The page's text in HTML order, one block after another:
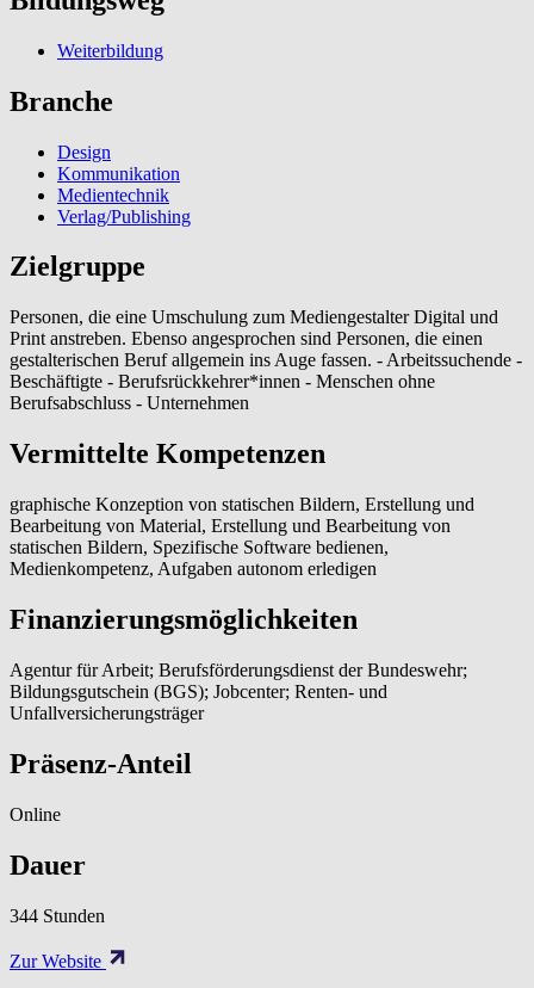
Weiterbildung
Branche
Design
Kommunikation
Medientechnik
Verlag/Publishing
Zielgruppe
Personen, die eine Umschulung zum Mediengestalter Digital und
Print anstreben. Ebenso angesprochen sind Personen, die einen
gestalterischen Beruf allgemein ins Auge fassen. - Arbeitssuchende -
Beschäftigte - Berufsrückkehrer*innen - Menschen ohne
Berufsabschluss - Unternehmen
Vermittelte Kompetenzen
graphische Konzeption von statischen Bildern, Erstellung und
Bearbeitung von Material, Erstellung und Bearbeitung von
statischen Bildern, Spezifische Software bedienen,
Medienkompetenz, Aufgaben autonom erledigen
Finanzierungsmöglichkeiten
Agentur für Arbeit; Berufsförderungsdienst der Bundeswehr;
Bildungsgutschein (BGS); Jobcenter; Renten- und
Unfallversicherungsträger
Präsenz-Anteil
Online
Dauer
344 Stunden
Zur Website